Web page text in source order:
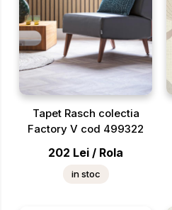
Tapet Rasch colectia
Factory V cod 499322
202 Lei / Rola
in stoc